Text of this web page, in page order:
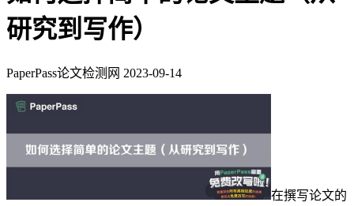
研究到写作）
PaperPass论文检测网 2023-09-14
在撰写论文的